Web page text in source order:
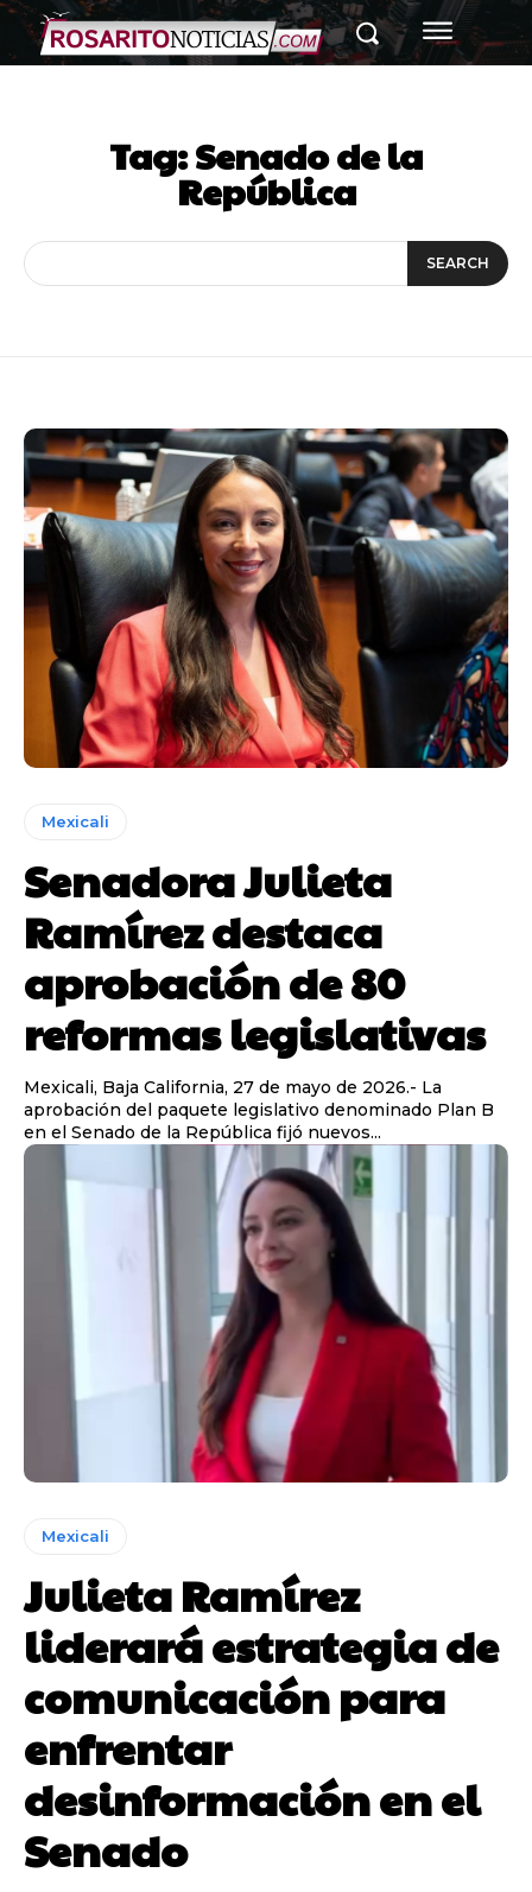
Tag:Senado de la
República
SEARCH
Mexicali
Senadora Julieta
Ramírez destaca
aprobación de 80
reformas legislativas
Mexicali, Baja California, 27 de mayo de 2026.- La
aprobación del paquete legislativo denominado Plan B
en el Senado de la República fijó nuevos...
Mexicali
Julieta Ramírez
liderará estrategia de
comunicación para
enfrentar
desinformación en el
Senado